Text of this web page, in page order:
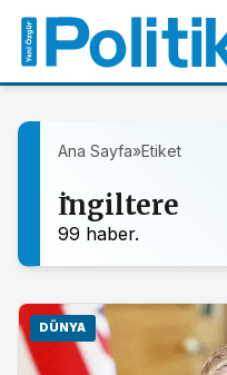
Ana Sayfa»Etiket
İ̇ngiltere
99 haber.
DÜNYA